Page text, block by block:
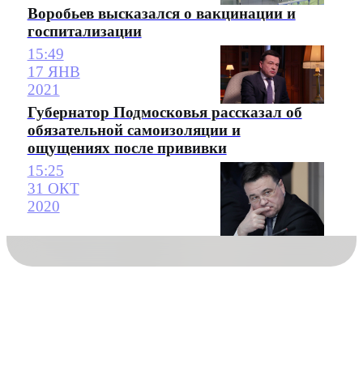
Воробьев высказался о вакцинации и
госпитализации
15:49
17 ЯНВ
2021
Губернатор Подмосковья рассказал об
обязательной самоизоляции и
ощущениях после прививки
15:25
31 ОКТ
2020